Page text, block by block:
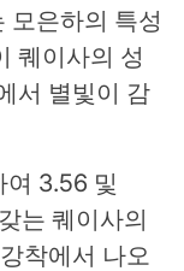
모은하의 특성
퀘이사의 성
서 별빛이 감
여 3.56 및
는 퀘이사의
착에서 나오